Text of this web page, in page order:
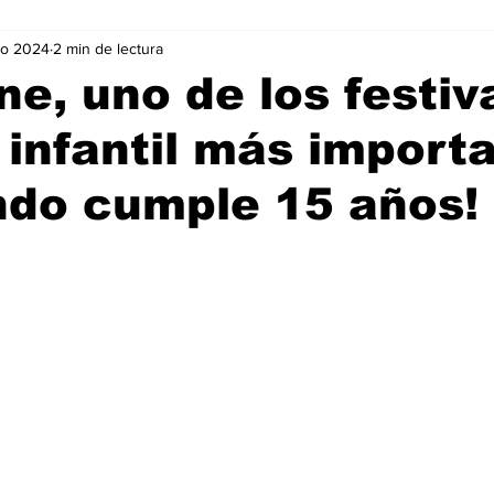
Negocios Películas
On line Tecnología Un Café Digital Noticias
uno de los
más
cumple 15 años!
2024 2 min de lectura